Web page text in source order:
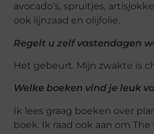
avocado’s, spruitjes,
ook lijnzaad en olijfolie.
Regelt u zelf vastendagen
Het gebeurt. Mijn zwakte is
Welke boeken vind je leuk
Ik lees graag boeken over
boek. Ik raad ook aan om